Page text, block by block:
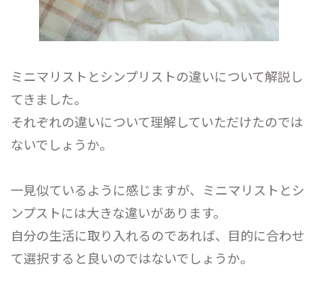
ミニマリストとシンプリストの違いについて解説し
てきました。
それぞれの違いについて理解していただけたのでは
ないでしょうか。
一見似ているように感じますが、ミニマリストとシ
ンプストには大きな違いがあります。
自分の生活に取り入れるのであれば、目的に合わせ
て選択すると良いのではないでしょうか。